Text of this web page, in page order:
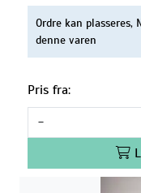
Ordre kan plasseres,
denne varen
Pris fra:
-